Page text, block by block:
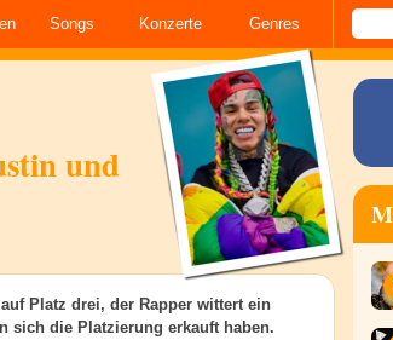
Songs Konzerte Genres
und
Platz drei, der Rapper wittert ein
sich die Platzierung erkauft haben.